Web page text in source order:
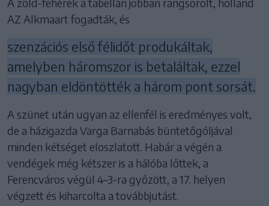
AZ Alkmaart fogadták, és
szenzációs első félidőt produkáltak,
amelyben háromszor is betaláltak, ezzel
nagyban eldöntötték a három pont sorsát.
A szünet után ugyan az ellenfél is eredményes volt,
de a házigazda Varga Barnabás büntetőgóljával
minden kétséget eloszlatott. Habár a végén a
vendégek még kétszer is a hálóba lőttek, a
Ferencváros végül 4–3-ra győzött, a 17. helyen
végzett és kiharcolta a továbbjutást.